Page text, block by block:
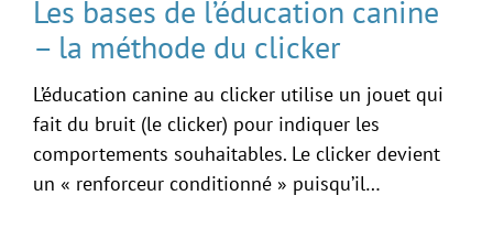
Les bases de l’éducation canine
– la méthode du clicker
L’éducation canine au clicker utilise un jouet qui
fait du bruit (le clicker) pour indiquer les
comportements souhaitables. Le clicker devient
un « renforceur conditionné » puisqu’il…